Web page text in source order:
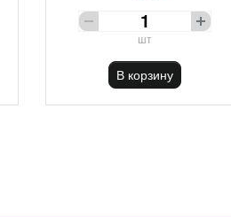
шт
В корзину